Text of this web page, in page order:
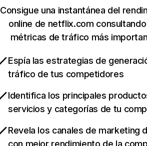
Consigue una instantánea del
online de netflix.com
métricas de tráfico más
Espía las estrategias de
tráfico de tus competidores
Identifica los principales
servicios y categorías de tu
Revela los canales de marketing
con mejor rendimiento de la